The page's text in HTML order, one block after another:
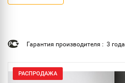
Гарантия производителя : 3 года
РАСПРОДАЖА